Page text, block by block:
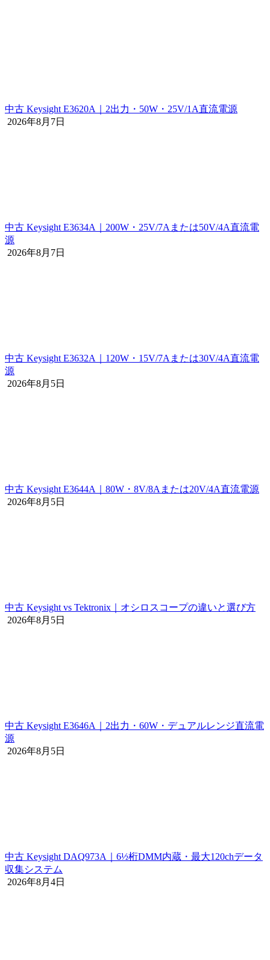
中古 Keysight E3620A｜2出力・50W・25V/1A直流電源
2026年8月7日
中古 Keysight E3634A｜200W・25V/7Aまたは50V/4A直流電
源
2026年8月7日
中古 Keysight E3632A｜120W・15V/7Aまたは30V/4A直流電
源
2026年8月5日
中古 Keysight E3644A｜80W・8V/8Aまたは20V/4A直流電源
2026年8月5日
中古 Keysight vs Tektronix｜オシロスコープの違いと選び方
2026年8月5日
中古 Keysight E3646A｜2出力・60W・デュアルレンジ直流電
源
2026年8月5日
中古 Keysight DAQ973A｜6½桁DMM内蔵・最大120chデータ
収集システム
2026年8月4日